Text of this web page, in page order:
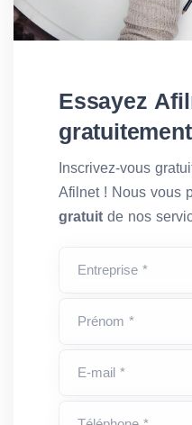
Essayez
Inscrivez-vous
Afilnet ! Nous vous
gratuit de nos
Entreprise *
Prénom *
E-mail *